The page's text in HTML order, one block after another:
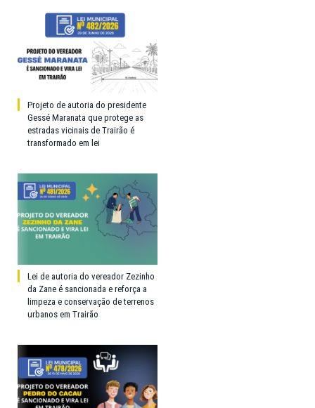
Projeto de autoria do presidente
Gessé Maranata que protege as
estradas vicinais de Trairão é
transformado em lei
Lei de autoria do vereador Zezinho
da Zane é sancionada e reforça a
limpeza e conservação de terrenos
urbanos em Trairão